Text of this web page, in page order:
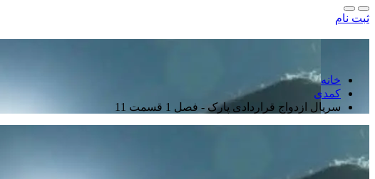
ثبت نام
خانه
کمدی
سریال ازدواج قراردادی پارک - فصل 1 قسمت 11